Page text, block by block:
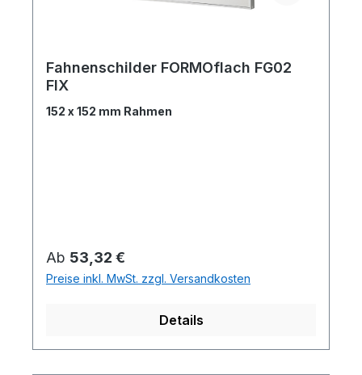
Fahnenschilder FORMOflach FG02
FIX
152 x 152 mm Rahmen
Regulärer Preis:
Ab 53,32 €
Preise inkl. MwSt. zzgl. Versandkosten
Details